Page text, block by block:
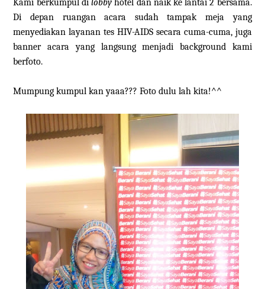
Di depan ruangan acara sudah tampak meja yang
menyediakan layanan tes HIV-AIDS secara cuma-cuma, juga
banner acara yang langsung menjadi background kami
berfoto.
Mumpung kumpul kan yaaa??? Foto dulu lah kita!^^